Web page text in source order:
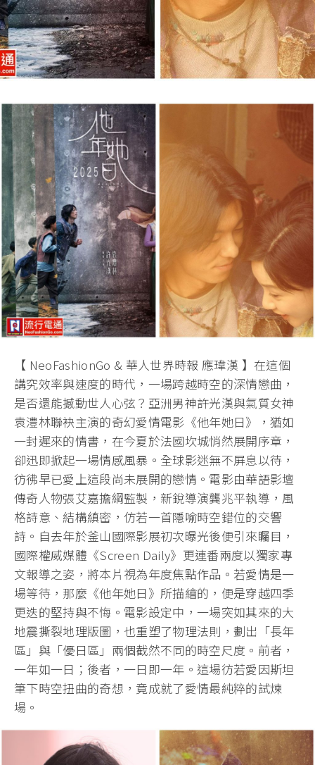
【 NeoFashionGo & 華人世界時報 應瑋漢 】在這個
講究效率與速度的時代，一場跨越時空的深情戀曲，
是否還能撼動世人心弦？亞洲男神許光漢與氣質女神
袁澧林聯袂主演的奇幻愛情電影《他年她日》，猶如
一封遲來的情書，在今夏於法國坎城悄然展開序章，
卻迅即掀起一場情感風暴。全球影迷無不屏息以待，
彷彿早已愛上這段尚未展開的戀情。電影由華語影壇
傳奇人物張艾嘉擔綱監製，新銳導演龔兆平執導，風
格詩意、結構縝密，仿若一首隱喻時空錯位的交響
詩。自去年於釜山國際影展初次曝光後便引來矚目，
國際權威媒體《Screen Daily》更連番兩度以獨家專
文報導之姿，將本片視為年度焦點作品。若愛情是一
場等待，那麼《他年她日》所描繪的，便是穿越四季
更迭的堅持與不悔。電影設定中，一場突如其來的大
地震撕裂地理版圖，也重塑了物理法則，劃出「長年
區」與「優日區」兩個截然不同的時空尺度。前者，
一年如一日；後者，一日即一年。這場彷若愛因斯坦
筆下時空扭曲的奇想，竟成就了愛情最純粹的試煉
場。